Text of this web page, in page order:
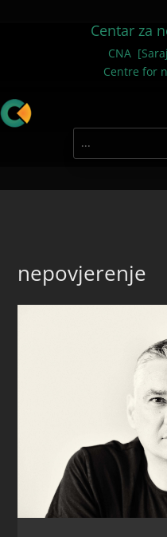
Centar za
CNA
Centre for
nepovjerenje